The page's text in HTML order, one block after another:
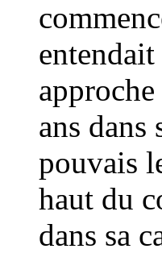
ans dans
pouvais
haut du
dans sa